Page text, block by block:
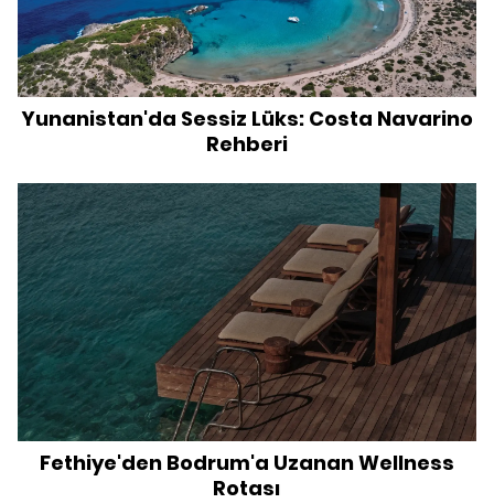
Yunanistan'da Sessiz Lüks: Costa Navarino
Rehberi
Fethiye'den Bodrum'a Uzanan Wellness
Rotası